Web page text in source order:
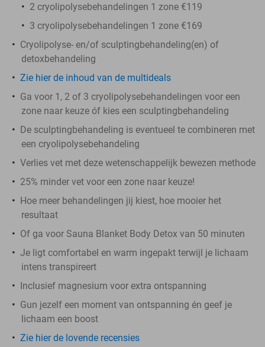
2 cryolipolysebehandelingen 1 zone €119
3 cryolipolysebehandelingen 1 zone €169
Cryolipolyse- en/of sculptingbehandeling(en) of
detoxbehandeling
Zie hier de inhoud van de multideals
Ga voor 1, 2 of 3 cryolipolysebehandelingen voor een
zone naar keuze óf kies een sculptingbehandeling
De sculptingbehandeling is eventueel te combineren met
een cryolipolysebehandeling
Verlies vet met deze wetenschappelijk bewezen methode
25% minder vet voor een zone naar keuze!
Hoe meer behandelingen jij kiest, hoe mooier het
resultaat
Of ga voor Sauna Blanket Body Detox van 50 minuten
Je ligt comfortabel en warm ingepakt terwijl je lichaam
intens transpireert
Inclusief magnesium voor extra ontspanning
Gun jezelf een moment van ontspanning én geef je
lichaam een boost
Zie hier de lovende recensies